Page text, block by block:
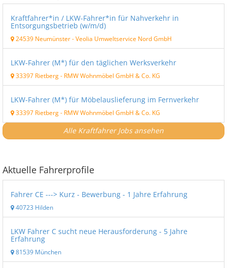
Kraftfahrer*in / LKW-Fahrer*in für Nahverkehr in
Entsorgungsbetrieb (w/m/d)
24539 Neumünster-Veolia Umweltservice Nord GmbH
LKW-Fahrer (M*) für den täglichen Werksverkehr
33397 Rietberg- RMW Wohnmöbel GmbH & Co. KG
LKW-Fahrer (M*) für Möbelauslieferung im Fernverkehr
33397 Rietberg- RMW Wohnmöbel GmbH & Co. KG
Alle Kraftfahrer Jobs ansehen
Aktuelle Fahrerprofile
Fahrer CE ---> Kurz - Bewerbung - 1 Jahre Erfahrung
40723 Hilden
LKW Fahrer C sucht neue Herausforderung - 5 Jahre
Erfahrung
81539 München